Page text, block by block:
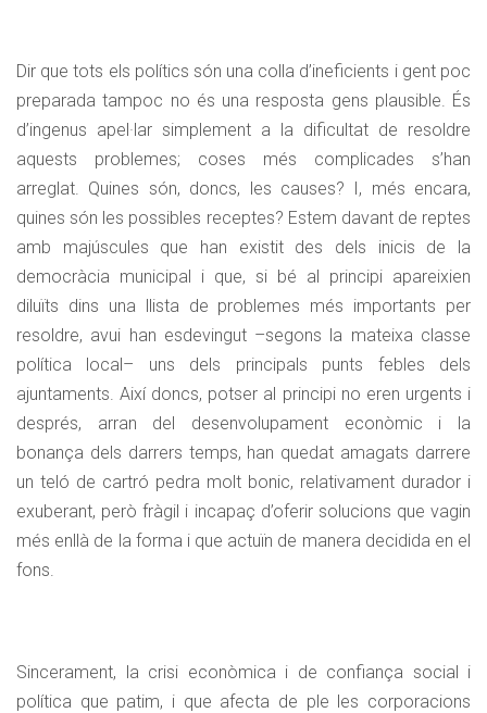
Dir que tots els polítics són una colla d’ineficients i gent poc
preparada tampoc no és una resposta gens plausible. És
d’ingenus apel·lar simplement a la dificultat de resoldre
aquests problemes; coses més complicades s’han
arreglat. Quines són, doncs, les causes? I, més encara,
quines són les possibles receptes? Estem davant de reptes
amb majúscules que han existit des dels inicis de la
democràcia municipal i que, si bé al principi apareixien
diluïts dins una llista de problemes més importants per
resoldre, avui han esdevingut –segons la mateixa classe
política local– uns dels principals punts febles dels
ajuntaments. Així doncs, potser al principi no eren urgents i
després, arran del desenvolupament econòmic i la
bonança dels darrers temps, han quedat amagats darrere
un teló de cartró pedra molt bonic, relativament durador i
exuberant, però fràgil i incapaç d’oferir solucions que vagin
més enllà de la forma i que actuïn de manera decidida en el
fons.
Sincerament, la crisi econòmica i de confiança social i
política que patim, i que afecta de ple les corporacions